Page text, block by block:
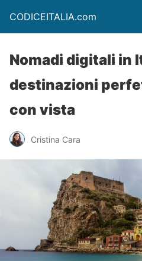
CODICEITALIA.com
Nomadi digitali in
destinazioni
con vista
Cristina Cara